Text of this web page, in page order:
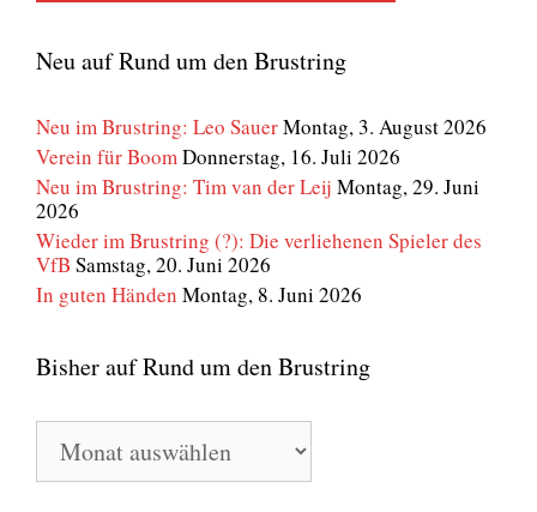
Neu auf Rund um den Brustring
Neu im Brustring: Leo SauerMontag, 3. August 2026
Verein für BoomDonnerstag, 16. Juli 2026
Neu im Brustring: Tim van der Leij Montag, 29. Juni
2026
Wieder im Brustring (?): Die verliehenen Spieler des
VfB Samstag, 20. Juni 2026
In guten Händen Montag, 8. Juni 2026
Bisher auf Rund um den Brustring
Bisher
auf
Rund